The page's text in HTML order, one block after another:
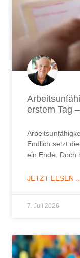
erstem Tag
Endlich setzt
ein Ende. Doch
JETZT LESEN
7. Juli 2026